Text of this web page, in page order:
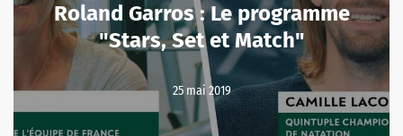
Roland Garros : Le programme
"Stars, Set et Match"
25 mai 2019